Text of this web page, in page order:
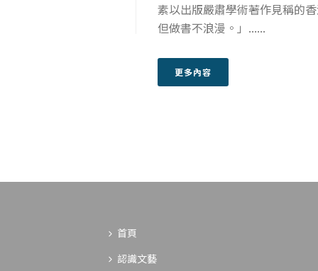
素以出版嚴肅學術著作見稱的
但做書不浪漫。」......
更多內容
首頁
認識文藝